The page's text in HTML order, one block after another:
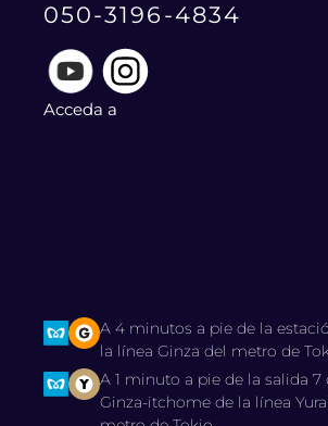
050-3196-4834
Acceda a
A 4 minutos a pie de la
la línea Ginza del metro de
A 1 minuto a pie de la salida 7
Ginza-itchome de la línea